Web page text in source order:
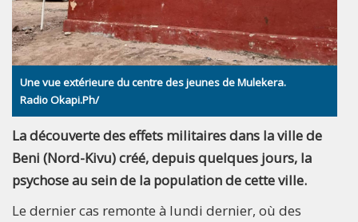
Une vue extérieure du centre des jeunes de Mulekera.
Radio Okapi.Ph/
La découverte des effets militaires dans la ville de
Beni (Nord-Kivu) créé, depuis quelques jours, la
psychose au sein de la population de cette ville.
Le dernier cas remonte à lundi dernier, où des